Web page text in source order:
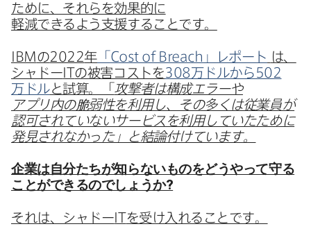
ために、​それらを​効果的に​
軽減できるよう支援する​ことです。
IBMの2022年 「 Cost of Breach 」​レポート は、​
シャドー ITの​被害コストを308万ドルから 502
万ドルと​試算。​「 攻撃者は​構成エラーや​
アプリ内の​脆弱性を​利用し、​その​多くは​従業員が​
認可されていない​サービスを​利用していた​ために​
発見されなかった」と​結論​付けています。
企業は​自分た​ちが​知らない​ものを​どうやって​守る​
ことができるのでしょうか?
それは、​シャドー ITを​受け入れる​ことです。